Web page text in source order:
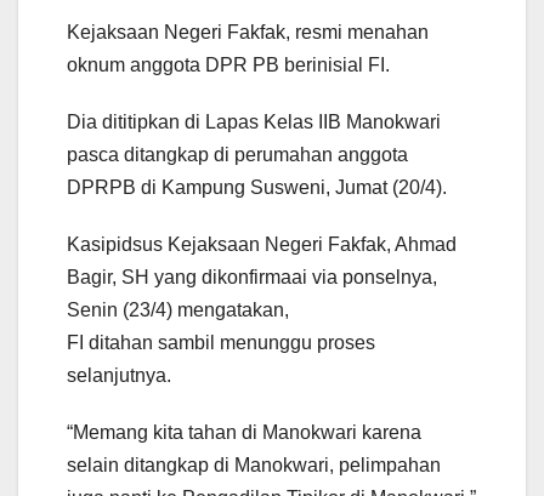
Kejaksaan Negeri Fakfak, resmi menahan
oknum anggota DPR PB berinisial FI.
Dia dititipkan di Lapas Kelas IIB Manokwari
pasca ditangkap di perumahan anggota
DPRPB di Kampung Susweni, Jumat (20/4).
Kasipidsus Kejaksaan Negeri Fakfak, Ahmad
Bagir, SH yang dikonfirmaai via ponselnya,
Senin (23/4) mengatakan,
FI ditahan sambil menunggu proses
selanjutnya.
“Memang kita tahan di Manokwari karena
selain ditangkap di Manokwari, pelimpahan